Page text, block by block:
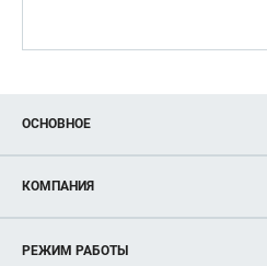
ОСНОВНОЕ
Новости
Магазины
Услуги
КОМПАНИЯ
Рекламодателям
РЕЖИМ РАБОТЫ